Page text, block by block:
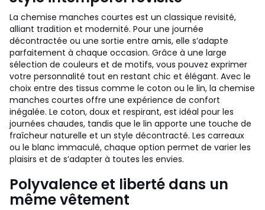
La chemise manches courtes est un classique revisité,
alliant tradition et modernité. Pour une journée
décontractée ou une sortie entre amis, elle s’adapte
parfaitement à chaque occasion. Grâce à une large
sélection de couleurs et de motifs, vous pouvez exprimer
votre personnalité tout en restant chic et élégant. Avec le
choix entre des tissus comme le coton ou le lin, la chemise
manches courtes offre une expérience de confort
inégalée. Le coton, doux et respirant, est idéal pour les
journées chaudes, tandis que le lin apporte une touche de
fraîcheur naturelle et un style décontracté. Les carreaux
ou le blanc immaculé, chaque option permet de varier les
plaisirs et de s’adapter à toutes les envies.
Polyvalence et liberté dans un
même vêtement